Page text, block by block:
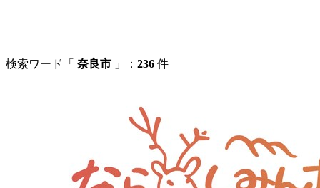
検索ワード「 奈良市 」： 236 件